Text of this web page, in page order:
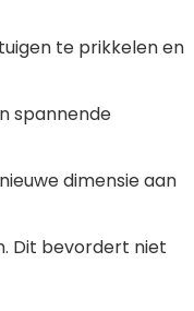
te prikkelen en
spannende
dimensie aan
Dit bevordert niet